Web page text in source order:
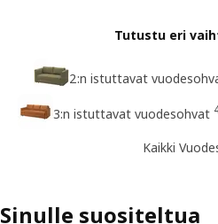
Tutustu eri
2:n istuttavat
3:n istuttavat vuodesohvat
Kaikki
Sinulle suositeltua